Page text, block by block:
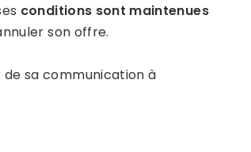
conditions sont maintenues
son offre.
sa communication à